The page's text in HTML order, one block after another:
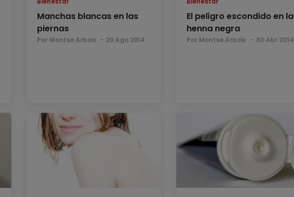
Manchas blancas en las
piernas
Por Montse Arboix 20 Ago 2014
El peligro escondido en la
henna negra
Por Montse Arboix 30 Abr 2014